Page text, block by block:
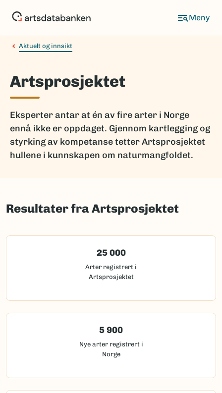
Aktuelt og innsikt
Artsprosjektet
Eksperter antar at én av fire arter i Norge
ennå ikke er oppdaget. Gjennom kartlegging og
styrking av kompetanse tetter Artsprosjektet
hullene i kunnskapen om naturmangfoldet.
Resultater fra Artsprosjektet
25 000
Arter registrert i
Artsprosjektet
5 900
Nye arter registrert i
Norge